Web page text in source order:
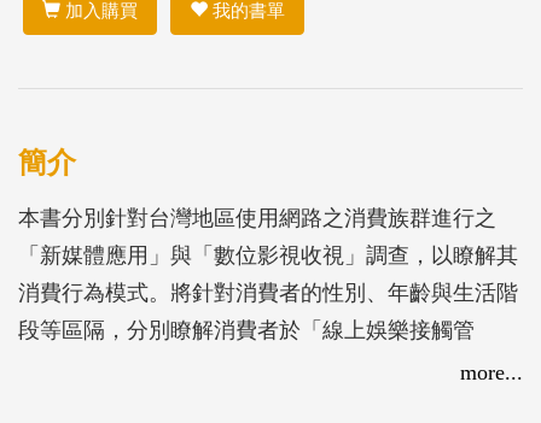
加入購買 我的書單
簡介
本書分別針對台灣地區使用網路之消費族群進行之
「新媒體應用」與「數位影視收視」調查，以瞭解其
消費行為模式。將針對消費者的性別、年齡與生活階
段等區隔，分別瞭解消費者於「線上娛樂接觸管
道」、「線上影音收視偏好」、「線上影視觀看類
more...